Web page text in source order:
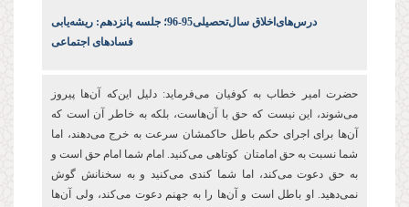
درس‌های‌اخلاق سال‌تحصیلی‌95-96؛ جلسه پانزدهم: ریشه‌یابی
فسادهای اجتماعی
حضرت امیر خطاب به کوفیان می‌فرماید: دلیل این‌که آن‌ها پیروز
می‌شوند، این نیست که حق با آن‌هاست، بلکه به خاطر آن است که
آن‌ها برای اجرای حکم باطل حاکمشان سرعت به خرج می‌دهند، اما
شما نسبت به حق امامتان کوتاهی می‌کنید. امام‌ شما امام حق است و
به حق دعوت می‌کند، اما شما کندی می‌کنید و به سخنانش گوش
نمی‌دهید. او باطل است و آن‌ها را به جهنم دعوت می‌کند، ولی آن‌ها